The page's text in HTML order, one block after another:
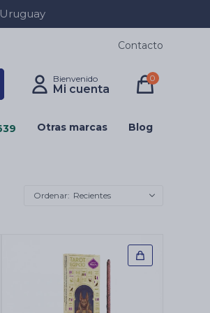
Otras marcas Blog
0
Contacto
Recientes